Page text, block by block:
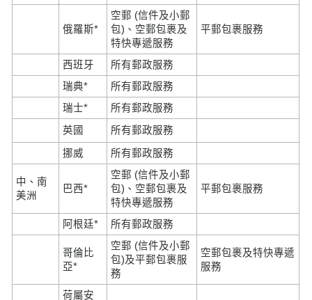
俄羅斯*
空郵 (信件及小郵
包)、空郵包裹及
特快專遞服務
平郵包裹服務
西班牙
所有郵政服務
瑞典*
所有郵政服務
瑞士*
所有郵政服務
英國
所有郵政服務
挪威 所有郵政服務
中、南
美洲
巴西*
空郵 (信件及小郵
包)、空郵包裹及
特快專遞服務
平郵包裹服務
阿根廷* 所有郵政服務
哥倫比
亞*
空郵 (信件及小郵
包)及平郵包裹服
務
空郵包裹及特快專遞
服務
荷屬安